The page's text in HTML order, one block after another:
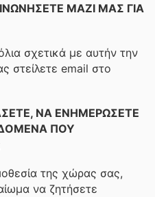
ΜΑΖΙ ΜΑΣ ΓΙΑ
σχετικά με αυτήν την
στείλετε email στο
ΝΑ ΕΝΗΜΕΡΩΣΕΤΕ
ΠΟΥ
της χώρας σας,
να ζητήσετε